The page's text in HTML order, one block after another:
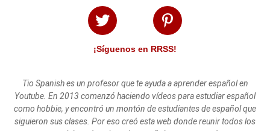
¡Síguenos en RRSS!
Tio Spanish es un profesor que te ayuda a aprender español en
Youtube. En 2013 comenzó haciendo vídeos para estudiar español
como hobbie, y encontró un montón de estudiantes de español que
siguieron sus clases. Por eso creó esta web donde reunir todos los